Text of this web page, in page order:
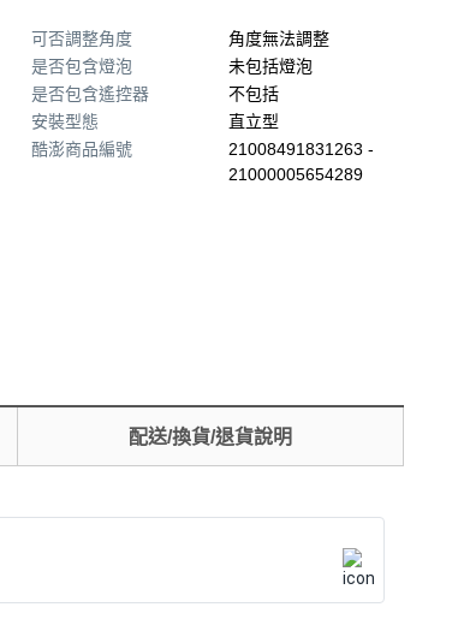
可否調整角度
角度無法調整
是否包含燈泡
未包括燈泡
是否包含遙控器
不包括
安裝型態
直立型
酷澎商品編號
21008491831263 -
21000005654289
配送/換貨/退貨說明